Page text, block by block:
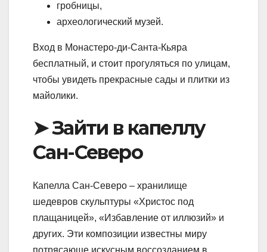
гробницы,
археологический музей.
Вход в Монастеро-ди-Санта-Кьяра
бесплатный, и стоит прогуляться по улицам,
чтобы увидеть прекрасные сады и плитки из
майолики.
➤ Зайти в капеллу
Сан-Северо
Капелла Сан-Северо – хранилище
шедевров скульптуры «Христос под
плащаницей», «Избавление от иллюзий» и
других. Эти композиции известны миру